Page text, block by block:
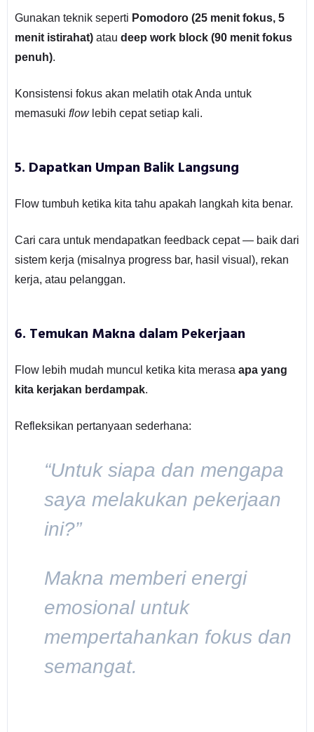
Gunakan teknik seperti Pomodoro (25 menit fokus, 5
menit istirahat)atau deep work block (90 menit fokus
penuh).
Konsistensi fokus akan melatih otak Anda untuk
memasuki flowlebih cepat setiap kali.
5. Dapatkan Umpan Balik Langsung
Flow tumbuh ketika kita tahu apakah langkah kita benar.
Cari cara untuk mendapatkan feedback cepat — baik dari
sistem kerja (misalnya progress bar, hasil visual), rekan
kerja, atau pelanggan.
6. Temukan Makna dalam Pekerjaan
Flow lebih mudah muncul ketika kita merasa apa yang
kita kerjakan berdampak.
Refleksikan pertanyaan sederhana:
“Untuk siapa dan mengapa
saya melakukan pekerjaan
ini?”
Makna memberi energi
emosional untuk
mempertahankan fokus dan
semangat.